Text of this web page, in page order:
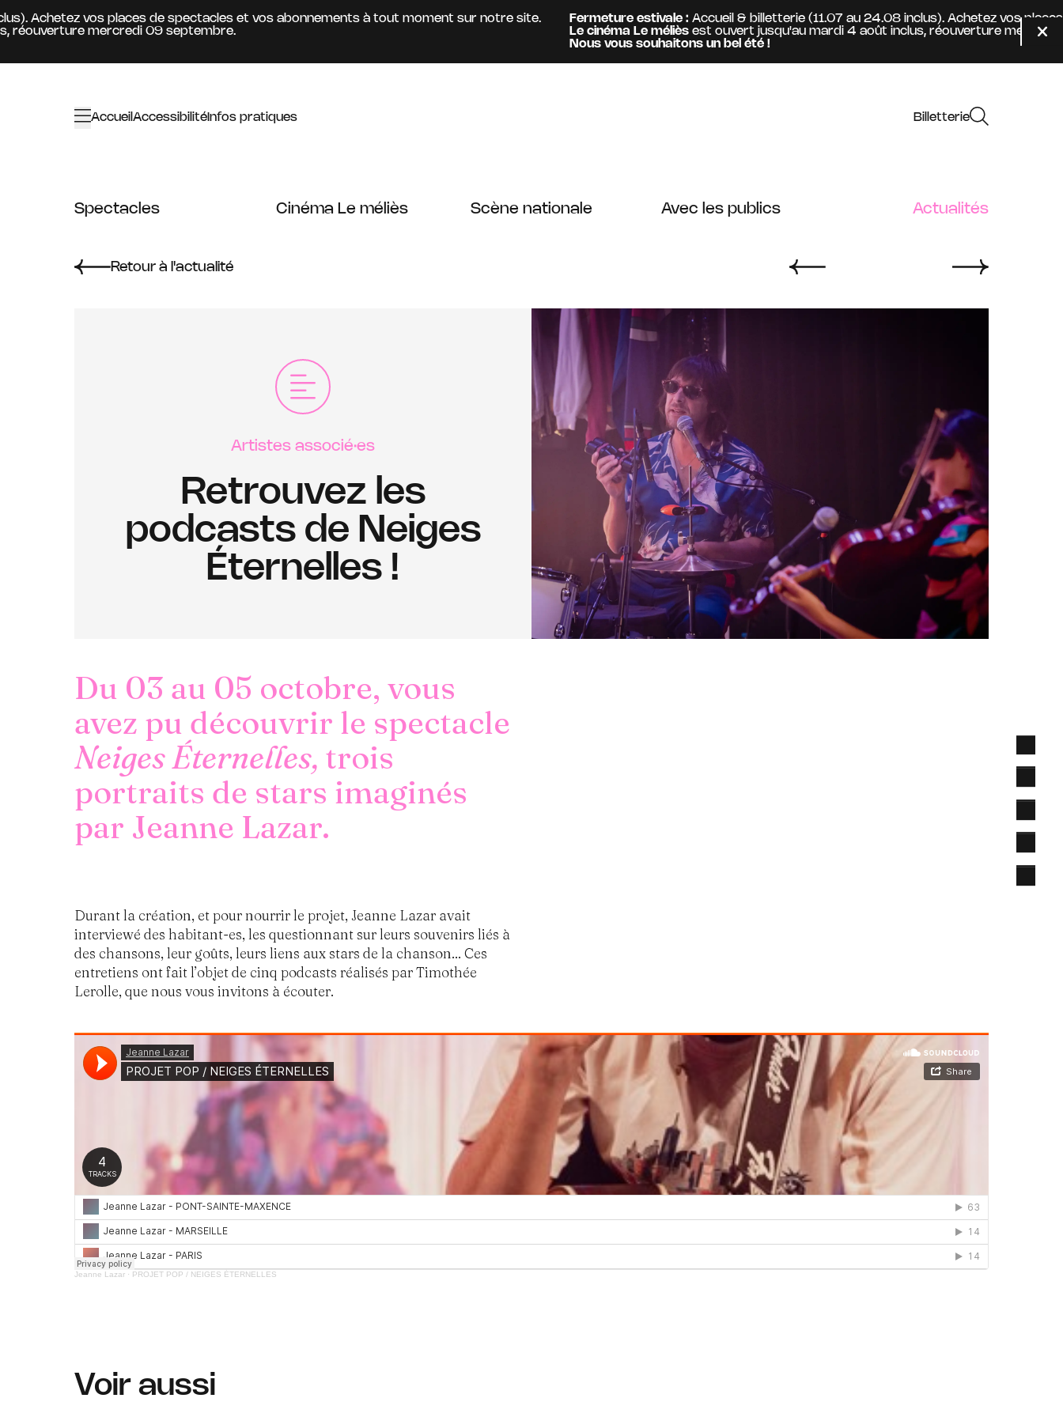
vos places de spectacles et vos abonnements à tout moment sur notre site.
mercredi 09 septembre.
Information :
Fermeture estivale :Accueil & billetterie (11.07 au 24.08 inclus). Achetez vos places de
Le cinéma Le méliès est ouvert jusqu'au mardi 4 août inclus, réouverture mercredi 09
Nous vous souhaitons un bel été !
AccueilAccessibilité Infos pratiques Billetterie
Spectacles Cinéma Le méliès Scène nationale Avec les publics Actualités
Retour à l'actualité
Artistes associé·es
Retrouvez les
podcasts de Neiges
Éternelles !
Simon Gosselin
Du 03 au 05 octobre, vous
avez pu découvrir le spectacle
Neiges Éternelles, trois
portraits de stars imaginés
par Jeanne Lazar.
Durant la création, et pour nourrir le projet, Jeanne Lazar avait
interviewé des habitant-es, les questionnant sur leurs souvenirs liés à
des chansons, leur goûts, leurs liens aux stars de la chanson... Ces
entretiens ont fait l’objet de cinq podcasts réalisés par Timothée
Lerolle, que nous vous invitons à écouter.
Jeanne Lazar · PROJET POP / NEIGES ÉTERNELLES
Voir aussi